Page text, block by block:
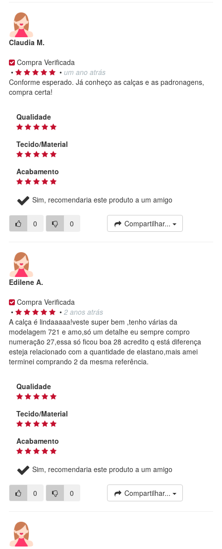
Claudia M.
Compra Verificada
•
• um ano atrás
Conforme esperado. Já conheço as calças e as padronagens,
compra certa!
Qualidade
Tecido/Material
Acabamento
Sim, recomendaria este produto a um amigo
0 0 Compartilhar...
Edilene A.
Compra Verificada
•
• 2 anos atrás
A calça é lindaaaaa!veste super bem ,tenho várias da
modelagem 721 e amo,só um detalhe eu sempre compro
numeração 27,essa só ficou boa 28 acredito q está diferença
esteja relacionado com a quantidade de elastano,mais amei
terminei comprando 2 da mesma referência.
Qualidade
Tecido/Material
Acabamento
Sim, recomendaria este produto a um amigo
0 0 Compartilhar...